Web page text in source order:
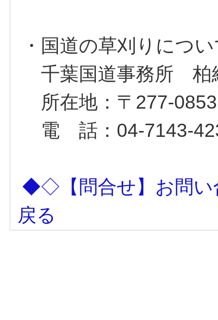
・国道の草刈りにつ
千葉国道事務所 柏
所在地：〒277-
電 話：04-7143-
◆◇【問合せ】お問
戻る